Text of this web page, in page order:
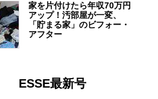
家を片付けたら年収70万円
アップ！汚部屋が一変、
「貯まる家」のビフォー・
アフター
ESSE最新号